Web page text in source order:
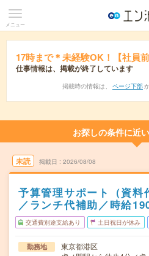
メニュー
17時まで＊未経験OK！【社員
仕事情報は、掲載が終了しています
掲載時の情報は、 ページ下部
お探しの条件に近
未読 掲載日 2026/08/08
予算管理サポート（資料
／ランチ代補助／時給
交通費別途支給あり 土日祝日が休み
勤務地
東京都港区